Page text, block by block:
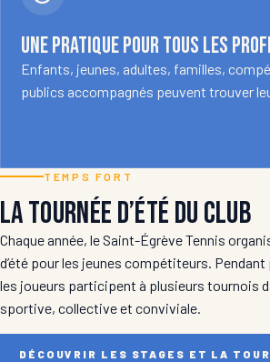
Une pratique pour tous les
Enfants, jeunes, adultes, familles,
publics accompagnés peuvent trouver
TEMPS FORT
La tournée d’été du club
Chaque année, le Saint-Égrève Tennis
d’été pour les jeunes compétiteurs.
les joueurs participent à plusieurs tournois
sportive, collective et conviviale.
DÉCOUVRIR LES STAGES ET LA